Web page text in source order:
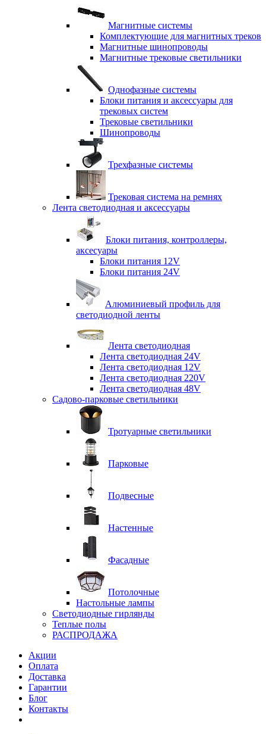
Магнитные системы
Комплектующие для магнитных треков
Магнитные шинопроводы
Магнитные трековые светильники
Однофазные системы
Блоки питания и аксессуары для
трековых систем
Трековые светильники
Шинопроводы
Трехфазные системы
Трековая система на ремнях
Лента светодиодная и аксессуары
Блоки питания, контроллеры,
аксесуары
Блоки питания 12V
Блоки питания 24V
Алюминиевый профиль для
светодиодной ленты
Лента светодиодная
Лента светодиодная 24V
Лента светодиодная 12V
Лента светодиодная 220V
Лента светодиодная 48V
Садово-парковые светильники
Тротуарные светильники
Парковые
Подвесные
Настенные
Фасадные
Потолочные
Настольные лампы
Светодиодные гирлянды
Теплые полы
РАСПРОДАЖА
Акции
Оплата
Доставка
Гарантии
Блог
Контакты